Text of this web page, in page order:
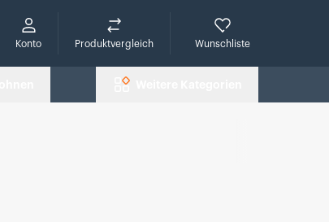
Konto Produktvergleich Wunschliste